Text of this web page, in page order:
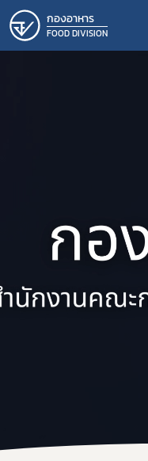
กองอาหาร
FOOD DIVISION